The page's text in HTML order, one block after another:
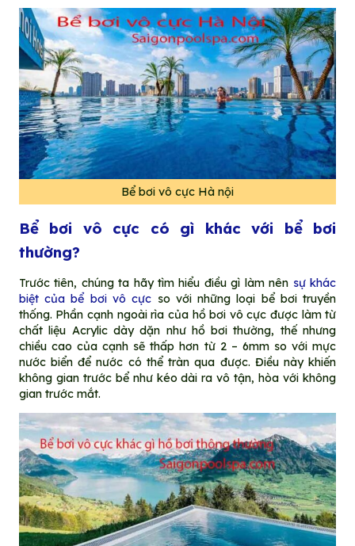
Bể bơi vô cực Hà nội
Bể bơi vô cực có gì khác với bể bơi
thường?
Trước tiên, chúng ta hãy tìm hiểu điều gì làm nên sự khác
biệt của bể bơi vô cực so với những loại bể bơi truyền
thống. Phần cạnh ngoài rìa của hồ bơi vô cực được làm từ
chất liệu Acrylic dày dặn như hồ bơi thường, thế nhưng
chiều cao của cạnh sẽ thấp hơn từ 2 – 6mm so với mực
nước biển để nước có thể tràn qua được. Điều này khiến
không gian trước bể như kéo dài ra vô tận, hòa với không
gian trước mắt.